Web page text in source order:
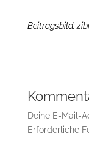
Beitragsbild:
Deine E-Mail-
Erforderliche